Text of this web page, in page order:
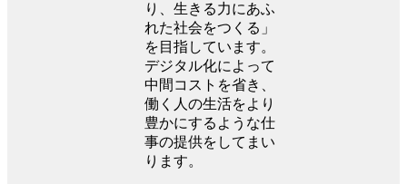
り、生きる力にあふ
れた社会をつくる」
を目指しています。
デジタル化によって
中間コストを省き、
働く人の生活をより
豊かにするような仕
事の提供をしてまい
ります。